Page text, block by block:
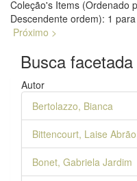
Coleção's Items (Ordenado
Descendente ordem): 1
Próximo >
Busca facetada
Autor
Bertolazzo, Bianca
Bittencourt, Laise Abrão
Bonet, Gabriela Jardim